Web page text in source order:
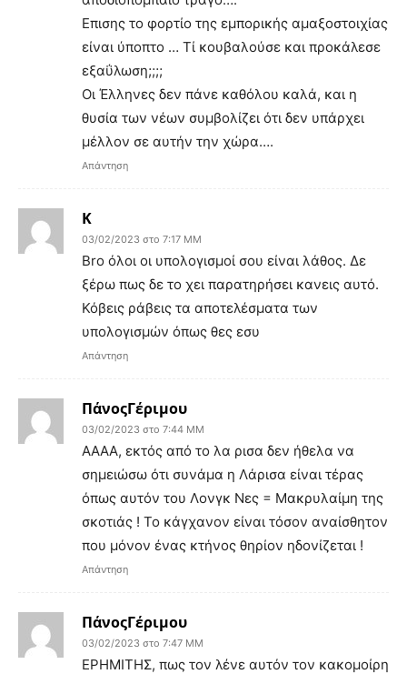
Επισης το φορτίο της εμπορικής αμαξοστοιχίας
είναι ύποπτο … Τί κουβαλούσε και προκάλεσε
εξαΰλωση;;;;
Οι Έλληνες δεν πάνε καθόλου καλά, και η
θυσία των νέων συμβολίζει ότι δεν υπάρχει
μέλλον σε αυτήν την χώρα….
Απάντηση
Κ
03/02/2023 στο 7:17 ΜΜ
Bro όλοι οι υπολογισμοί σου είναι λάθος. Δε
ξέρω πως δε το χει παρατηρήσει κανεις αυτό.
Κόβεις ράβεις τα αποτελέσματα των
υπολογισμών όπως θες εσυ
Απάντηση
ΠάνοςΓέριμου
03/02/2023 στο 7:44 ΜΜ
ΑΑΑΑ, εκτός από το λα ρισα δεν ήθελα να
σημειώσω ότι συνάμα η Λάρισα είναι τέρας
όπως αυτόν του Λονγκ Νες = Μακρυλαίμη της
σκοτιάς ! Το κάγχανον είναι τόσον αναίσθητον
που μόνον ένας κτήνος θηρίον ηδονίζεται !
Απάντηση
ΠάνοςΓέριμου
03/02/2023 στο 7:47 ΜΜ
ΕΡΗΜΙΤΗΣ, πως τον λένε αυτόν τον κακομοίρη